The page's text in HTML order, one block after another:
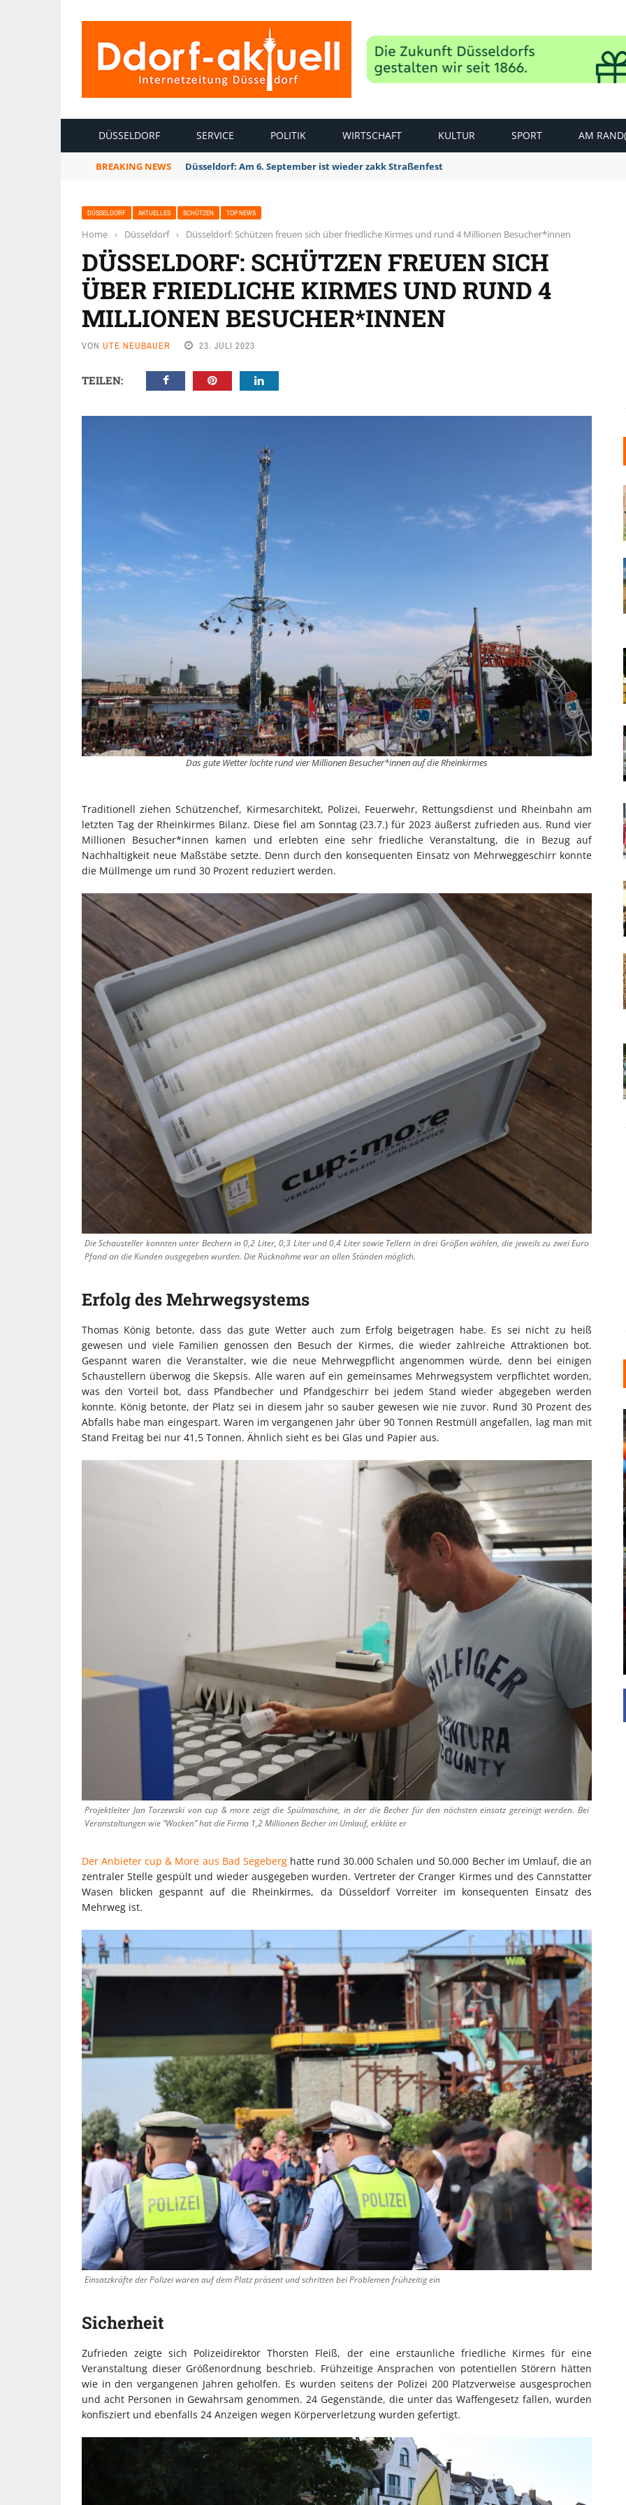
DÜSSELDORF SERVICE POLITIK WIRTSCHAFT KULTUR SPORT AM
BREAKING NEWS Düsseldorf Kalkum: Bei Sondierungsarbeiten Panzergranate entdeckt und erfolgreich gesprengt
DÜSSELDORF AKTUELLES SCHÜTZEN TOP NEWS
Home › Düsseldorf › Düsseldorf: Schützen freuen sich über friedliche Kirmes und rund 4 Millionen Besucher*innen
DÜSSELDORF: SCHÜTZEN FREUEN SICH
ÜBER FRIEDLICHE KIRMES UND RUND 4
MILLIONEN BESUCHER*INNEN
VON UTE NEUBAUER 23. JULI 2023
TEILEN:
Das gute Wetter lochte rund vier Millionen Besucher*innen auf die Rheinkirmes
Traditionell ziehen Schützenchef, Kirmesarchitekt, Polizei, Feuerwehr, Rettungsdienst und Rheinbahn am
letzten Tag der Rheinkirmes Bilanz. Diese fiel am Sonntag (23.7.) für 2023 äußerst zufrieden aus. Rund vier
Millionen Besucher*innen kamen und erlebten eine sehr friedliche Veranstaltung, die in Bezug auf
Nachhaltigkeit neue Maßstäbe setzte. Denn durch den konsequenten Einsatz von Mehrweggeschirr konnte
die Müllmenge um rund 30 Prozent reduziert werden.
Die Schausteller konnten unter Bechern in 0,2 Liter, 0,3 Liter und 0,4 Liter sowie Tellern in drei Größen wählen, die jeweils zu zwei Euro
Pfand an die Kunden ausgegeben wurden. Die Rücknahme war an allen Ständen möglich.
Erfolg des Mehrwegsystems
Thomas König betonte, dass das gute Wetter auch zum Erfolg beigetragen habe. Es sei nicht zu heiß
gewesen und viele Familien genossen den Besuch der Kirmes, die wieder zahlreiche Attraktionen bot.
Gespannt waren die Veranstalter, wie die neue Mehrwegpflicht angenommen würde, denn bei einigen
Schaustellern überwog die Skepsis. Alle waren auf ein gemeinsames Mehrwegsystem verpflichtet worden,
was den Vorteil bot, dass Pfandbecher und Pfandgeschirr bei jedem Stand wieder abgegeben werden
konnte. König betonte, der Platz sei in diesem jahr so sauber gewesen wie nie zuvor. Rund 30 Prozent des
Abfalls habe man eingespart. Waren im vergangenen Jahr über 90 Tonnen Restmüll angefallen, lag man mit
Stand Freitag bei nur 41,5 Tonnen. Ähnlich sieht es bei Glas und Papier aus.
Projektleiter Jan Torzewski von cup & more zeigt die Spülmaschine, in der die Becher für den nächsten einsatz gereinigt werden. Bei
Veranstaltungen wie “Wacken” hat die Firma 1,2 Millionen Becher im Umlauf, erkläte er
Der Anbieter cup & More aus Bad Segeberghatte rund 30.000 Schalen und 50.000 Becher im Umlauf, die an
zentraler Stelle gespült und wieder ausgegeben wurden. Vertreter der Cranger Kirmes und des Cannstatter
Wasen blicken gespannt auf die Rheinkirmes, da Düsseldorf Vorreiter im konsequenten Einsatz des
Mehrweg ist.
Einsatzkräfte der Polizei waren auf dem Platz präsent und schritten bei Problemen frühzeitig ein
Sicherheit
Zufrieden zeigte sich Polizeidirektor Thorsten Fleiß, der eine erstaunliche friedliche Kirmes für eine
Veranstaltung dieser Größenordnung beschrieb. Frühzeitige Ansprachen von potentiellen Störern hätten
wie in den vergangenen Jahren geholfen. Es wurden seitens der Polizei 200 Platzverweise ausgesprochen
und acht Personen in Gewahrsam genommen. 24 Gegenstände, die unter das Waffengesetz fallen, wurden
konfisziert und ebenfalls 24 Anzeigen wegen Körperverletzung wurden gefertigt.
INDUSTRIELLER CHIC: WIE
KUNSTSTOFFFENSTER DEN
LOFT-STIL IN IHREM
EINFAMILIENHAUS
UNTERSTÜTZEN
Die Inspiration des industriellen Chics sind die
Werkshallen des Industriezeitalters. Die Basis für
diesen Stil sind große Räume, schlicht gehalten
mit rustikalen Elementen und großen
Fensterflächen. Wie so vieles wurde ...